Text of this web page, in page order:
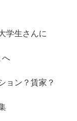
学生さんに
へ
ョン？賃家？